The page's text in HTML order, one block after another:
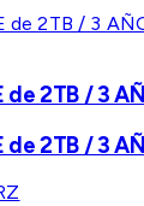
de 2TB / 3
de 2TB / 3